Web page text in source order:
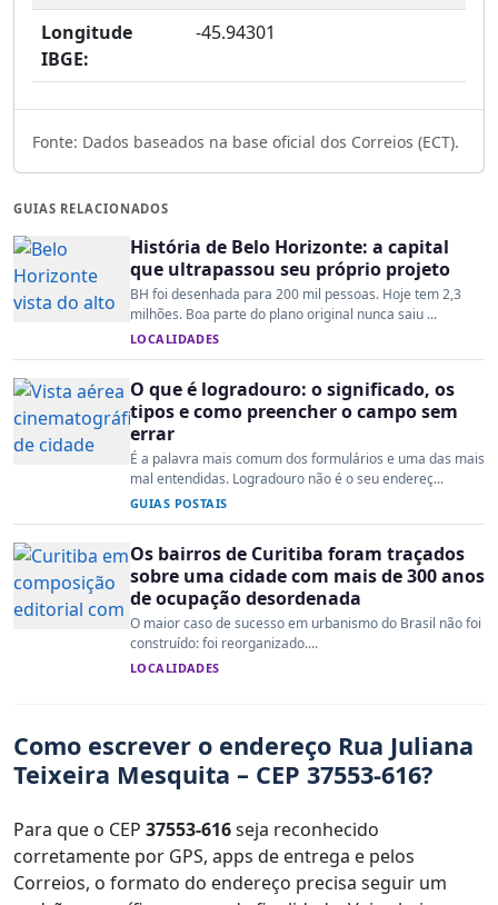
Longitude
IBGE:
-45.94301
Fonte: Dados baseados na base oficial dos Correios (ECT).
GUIAS RELACIONADOS
História de Belo Horizonte: a capital
que ultrapassou seu próprio projeto
BH foi desenhada para 200 mil pessoas. Hoje tem 2,3
milhões. Boa parte do plano original nunca saiu ...
LOCALIDADES
O que é logradouro: o significado, os
tipos e como preencher o campo sem
errar
É a palavra mais comum dos formulários e uma das mais
mal entendidas. Logradouro não é o seu endereç...
GUIAS POSTAIS
Os bairros de Curitiba foram traçados
sobre uma cidade com mais de 300 anos
de ocupação desordenada
O maior caso de sucesso em urbanismo do Brasil não foi
construído: foi reorganizado....
LOCALIDADES
Como escrever o endereço Rua Juliana
Teixeira Mesquita – CEP 37553-616?
Para que o CEP 37553-616seja reconhecido
corretamente por GPS, apps de entrega e pelos
Correios, o formato do endereço precisa seguir um